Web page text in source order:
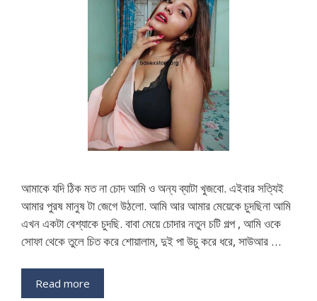
আমাকে যদি ঠিক মত না চোদ আমি ও অন্য ব্যাটা খুজবো. এইবার সত্যিই
আমার পুরষ মানুষ টা জেগে উঠলো. আমি আর আমার মেয়েকে চুদছিনা আমি
এখন একটা বেশ্যাকে চুদছি. বাবা মেয়ে চোদার নতুন চটি গল্প , আমি ওকে
সোফা থেকে তুলে চিত করে শোয়ালাম, দুই পা উচু করে ধরে, সাউআর …
Read more